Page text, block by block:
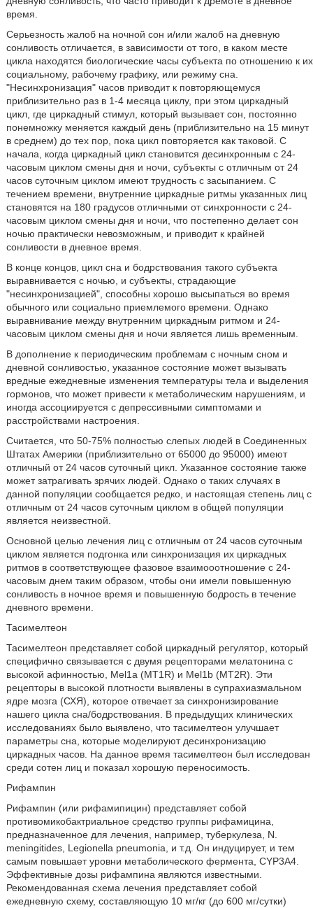
время.
Серьезность жалоб на ночной сон и/или жалоб на дневную
сонливость отличается, в зависимости от того, в каком месте
цикла находятся биологические часы субъекта по отношению к их
социальному, рабочему графику, или режиму сна.
"Несинхронизация" часов приводит к повторяющемуся
приблизительно раз в 1-4 месяца циклу, при этом циркадный
цикл, где циркадный стимул, который вызывает сон, постоянно
понемножку меняется каждый день (приблизительно на 15 минут
в среднем) до тех пор, пока цикл повторяется как таковой. С
начала, когда циркадный цикл становится десинхронным с 24-
часовым циклом смены дня и ночи, субъекты с отличным от 24
часов суточным циклом имеют трудность с засыпанием. С
течением времени, внутренние циркадные ритмы указанных лиц
становятся на 180 градусов отличными от синхронности с 24-
часовым циклом смены дня и ночи, что постепенно делает сон
ночью практически невозможным, и приводит к крайней
сонливости в дневное время.
В конце концов, цикл сна и бодрствования такого субъекта
выравнивается с ночью, и субъекты, страдающие
"несинхронизацией", способны хорошо высыпаться во время
обычного или социально приемлемого времени. Однако
выравнивание между внутренним циркадным ритмом и 24-
часовым циклом смены дня и ночи является лишь временным.
В дополнение к периодическим проблемам с ночным сном и
дневной сонливостью, указанное состояние может вызывать
вредные ежедневные изменения температуры тела и выделения
гормонов, что может привести к метаболическим нарушениям, и
иногда ассоциируется с депрессивными симптомами и
расстройствами настроения.
Считается, что 50-75% полностью слепых людей в Соединенных
Штатах Америки (приблизительно от 65000 до 95000) имеют
отличный от 24 часов суточный цикл. Указанное состояние также
может затрагивать зрячих людей. Однако о таких случаях в
данной популяции сообщается редко, и настоящая степень лиц с
отличным от 24 часов суточным циклом в общей популяции
является неизвестной.
Основной целью лечения лиц с отличным от 24 часов суточным
циклом является подгонка или синхронизация их циркадных
ритмов в соответствующее фазовое взаимооотношение с 24-
часовым днем таким образом, чтобы они имели повышенную
сонливость в ночное время и повышенную бодрость в течение
дневного времени.
Тасимелтеон
Тасимелтеон представляет собой циркадный регулятор, который
специфично связывается с двумя рецепторами мелатонина с
высокой афинностью, Mel1a (MT1R) и Mel1b (MT2R). Эти
рецепторы в высокой плотности выявлены в супрахиазмальном
ядре мозга (СХЯ), которое отвечает за синхронизирование
нашего цикла сна/бодрствования. В предыдущих клинических
исследованиях было выявлено, что тасимелтеон улучшает
параметры сна, которые моделируют десинхронизацию
циркадных часов. На данное время тасимелтеон был исследован
среди сотен лиц и показал хорошую переносимость.
Рифампин
Рифампин (или рифамипицин) представляет собой
противомикобактриальное средство группы рифамицина,
предназначенное для лечения, например, туберкулеза, N.
meningitides, Legionella pneumonia, и т.д. Он индуцирует, и тем
самым повышает уровни метаболического фермента, CYP3A4.
Эффективные дозы рифампина являются известными.
Рекомендованная схема лечения представляет собой
ежедневную схему, составляющую 10 мг/кг (до 600 мг/сутки)